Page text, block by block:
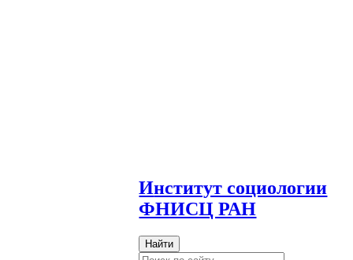
Институт социологии
ФНИСЦ РАН
Найти